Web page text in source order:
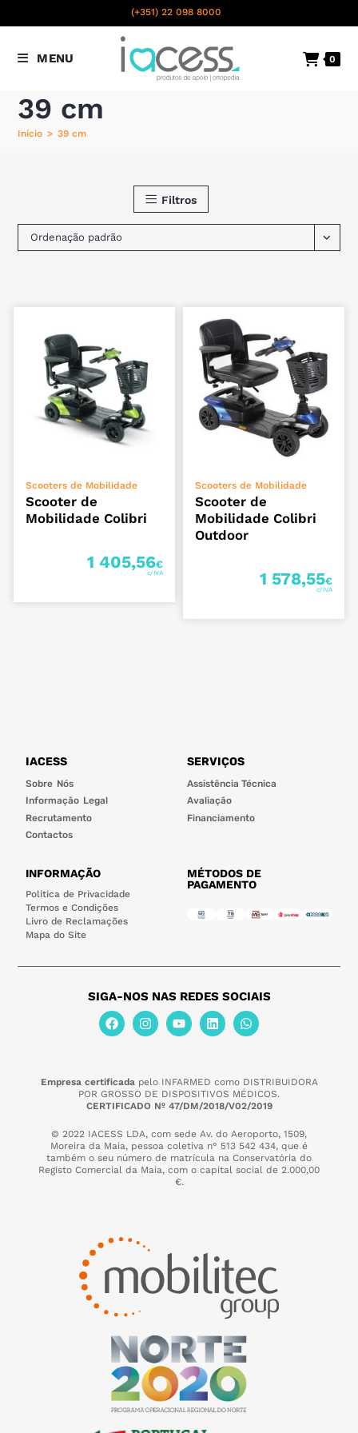
(+351) 22 098 8000
nacional
MENU 0
39 cm
Início > 39 cm
Filtros
Ordenação padrão
VER OPÇÕES
Scooters de Mobilidade
Scooter de
Mobilidade Colibri
1 405,56€
VER OPÇÕES
Scooters de Mobilidade
Scooter de
Mobilidade Colibri
Outdoor
1 578,55€
IACESS
Sobre Nós
Informação Legal
Recrutamento
Contactos
SERVIÇOS
Assistência Técnica
Avaliação
Financiamento
INFORMAÇÃO
Política de Privacidade
Termos e Condições
Livro de Reclamações
Mapa do Site
MÉTODOS DE
PAGAMENTO
SIGA-NOS NAS REDES SOCIAIS
Empresa certificadapelo INFARMED como DISTRIBUIDORA
POR GROSSO DE DISPOSITIVOS MÉDICOS.
CERTIFICADO Nº 47/DM/2018/V02/2019
© 2022 IACESS LDA, com sede Av. do Aeroporto, 1509,
Moreira da Maia, pessoa coletiva n° 513 542 434, que é
também o seu número de matrícula na Conservatória do
Registo Comercial da Maia, com o capital social de 2.000,00
€.